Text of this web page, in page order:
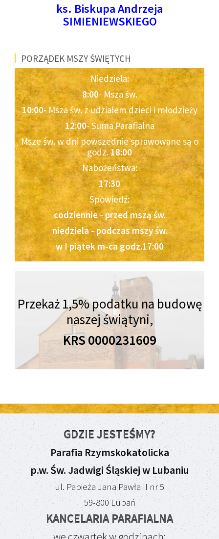
ks. Biskupa Andrzeja
SIMIENIEWSKIEGO
PORZĄDEK MSZY ŚWIĘTYCH
Niedziela:
8:00- Msza św.
10:00- Msza św. z udziałem dzieci i młodzieży
12:00- Suma Parafialna
Msze św. w dni powszednie sprawowane są o
godz.18:00
Nabożeństwa:
17:30
Spowiedź:
codziennie - przed mszą św.
niedziela - podczas mszy św.
w I piątek m-ca godz.17:00
Przekaż 1,5% podatku na budowę
naszej świątyni,
KRS 0000231609
GDZIE JESTEŚMY?
Parafia Rzymskokatolicka
p.w. Św. Jadwigi Śląskiej w Lubaniu
ul. Papieża Jana Pawła II nr 5
59-800 Lubań
KANCELARIA PARAFIALNA